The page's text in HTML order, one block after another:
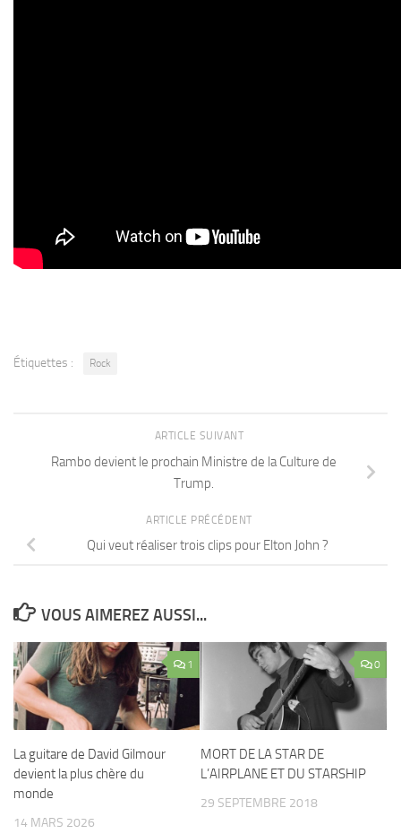
Étiquettes : Rock
ARTICLE SUIVANT
Rambo devient le prochain Ministre de la Culture de
Trump.
ARTICLE PRÉCÉDENT
Qui veut réaliser trois clips pour Elton John ?
VOUS AIMEREZ AUSSI...
1
La guitare de David Gilmour
devient la plus chère du
monde
14 MARS 2026
0
MORT DE LA STAR DE
L’AIRPLANE ET DU STARSHIP
29 SEPTEMBRE 2018